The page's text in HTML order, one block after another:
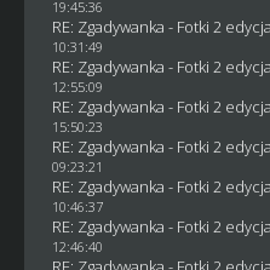
19:45:36
RE: Zgadywanka - Fotki 2 edycja
10:31:49
RE: Zgadywanka - Fotki 2 edycja
12:55:09
RE: Zgadywanka - Fotki 2 edycja
15:50:23
RE: Zgadywanka - Fotki 2 edycja
09:23:21
RE: Zgadywanka - Fotki 2 edycja
10:46:37
RE: Zgadywanka - Fotki 2 edycja
12:46:40